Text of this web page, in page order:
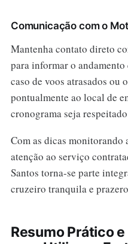
Comunicação com o
Mantenha contato direto
para informar o
caso de voos atrasados ou
pontualmente ao local de
cronograma seja
Com as dicas monitorando
atenção ao serviço
Santos torna-se parte
cruzeiro tranquila e
Resumo Prático